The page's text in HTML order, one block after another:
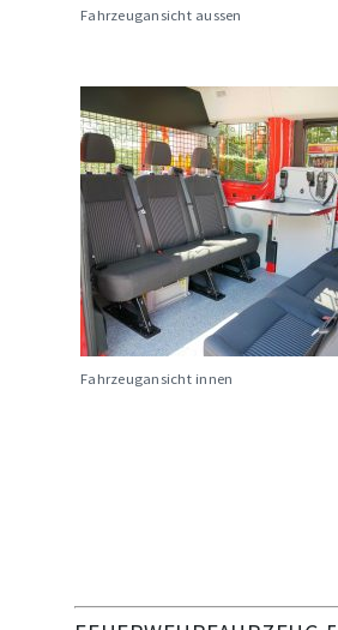
Fahrzeugansicht aussen
Fahrzeugansicht innen